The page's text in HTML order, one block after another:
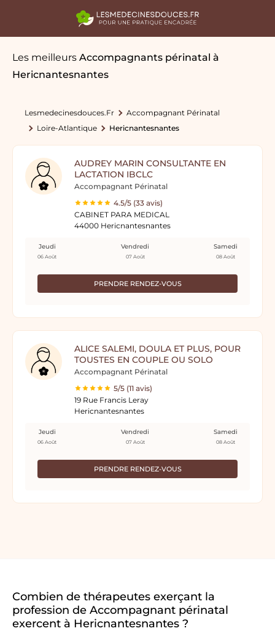
Les meilleurs Accompagnants périnatal à
Hericnantesnantes
Lesmedecinesdouces.fr
Accompagnant Périnatal
Loire-Atlantique
Hericnantesnantes
AUDREY MARIN CONSULTANTE EN
LACTATION IBCLC
Accompagnant Périnatal
4.5/5 (33 avis)
CABINET PARA MEDICAL
44000 Hericnantesnantes
PRENDRE RENDEZ-VOUS
Jeudi
06 Août
Vendredi
07 Août
Samedi
08 Août
ALICE SALEMI, DOULA ET PLUS, POUR
TOUSTES EN COUPLE OU SOLO
Accompagnant Périnatal
5/5 (11 avis)
19 Rue Francis Leray
Hericnantesnantes
PRENDRE RENDEZ-VOUS
Jeudi
06 Août
Vendredi
07 Août
Samedi
08 Août
Combien de thérapeutes exerçant la
profession de Accompagnant périnatal
exercent à Hericnantesnantes ?